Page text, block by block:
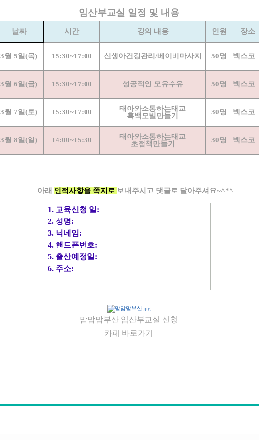
임산부교실 일정 및 내용
날짜 시간 강의 내용 인원 장소
3월 5일(목) 15:30~17:00 신생아건강관리/베이비마사지 50명 벡스코
3월 6일(금) 15:30~17:00 성공적인 모유수유 50명 벡스코
3월 7일(토) 15:30~17:00
태아와소통하는태교
흑백모빌만들기
30명 벡스코
3월 8일(일) 14:00~15:30
태아와소통하는태교
초점책만들기
30명 벡스코
아래 인적사항을 쪽지로 보내주시고 댓글로 달아주셔요~^*^
1. 교육신청 일:
2. 성명:
3. 닉네임:
4. 핸드폰번호:
5. 출산예정일:
6. 주소:
맘맘맘부산 임산부교실 신청
카페 바로가기